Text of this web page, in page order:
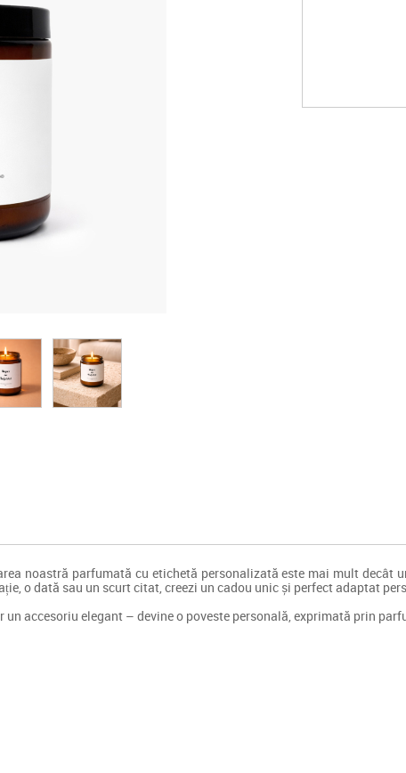
noastră parfumată cu etichetă personalizată este mai mult decât
o dată sau un scurt citat, creezi un cadou unic și perfect adaptat
accesoriu elegant – devine o poveste personală, exprimată prin